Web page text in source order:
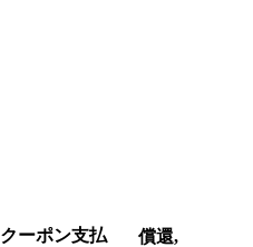
クーポン支払
償還,